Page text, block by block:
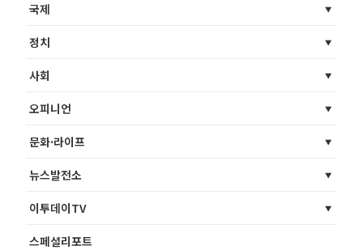
국제
정치
사회
오피니언
문화·라이프
뉴스발전소
이투데이TV
스페셜리포트